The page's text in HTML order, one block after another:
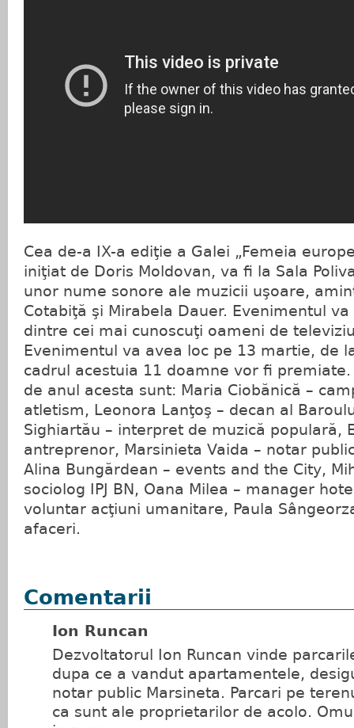
Cea de-a IX-a ediţie a Galei „Femeia
iniţiat de Doris Moldovan, va fi la Sala
unor nume sonore ale muzicii uşoare,
Cotabiţă şi Mirabela Dauer. Evenimentul
dintre cei mai cunoscuţi oameni de
Evenimentul va avea loc pe 13 martie, de
cadrul acestuia 11 doamne vor fi
de anul acesta sunt: Maria Ciobănică –
atletism, Leonora Lanţoş – decan al
Sighiartău – interpret de muzică populară,
antreprenor, Marsinieta Vaida – notar
Alina Bungărdean – events and the City,
sociolog IPJ BN, Oana Milea – manager
voluntar acţiuni umanitare, Paula
afaceri.
Comentarii
Ion Runcan
Dezvoltatorul Ion Runcan vinde
dupa ce a vandut apartamentele,
notar public Marsineta. Parcari pe
ca sunt ale proprietarilor de acolo.